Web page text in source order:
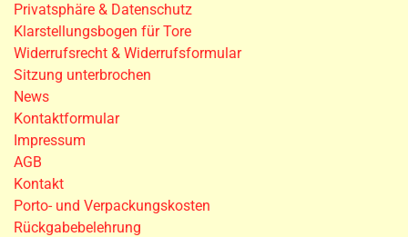
Privatsphäre & Datenschutz
Klarstellungsbogen für Tore
Widerrufsrecht & Widerrufsformular
Sitzung unterbrochen
News
Kontaktformular
Impressum
AGB
Kontakt
Porto- und Verpackungskosten
Rückgabebelehrung